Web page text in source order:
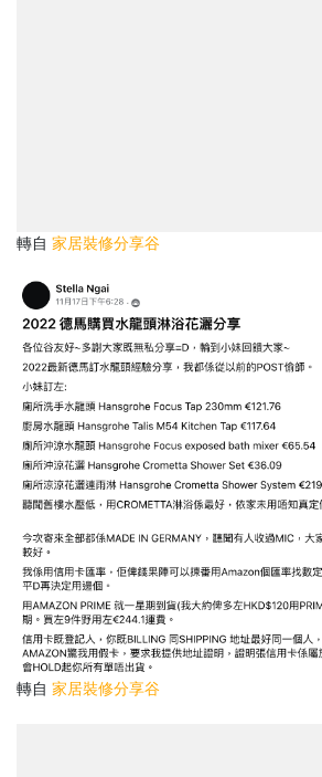
轉自 家居裝修分享谷
轉自 家居裝修分享谷